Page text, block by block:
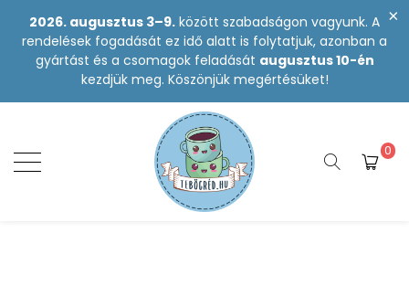
2026. augusztus 3–9. között szabadságon vagyunk. A
rendelések fogadását ez idő alatt is folytatjuk, azonban a
gyártást és a csomagok feladását augusztus 10-én
kezdjük meg. Köszönjük megértésüket!
0